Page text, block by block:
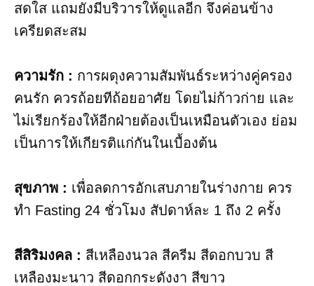
สดใส แถมยังมีบริวารให้ดูแลอีก จึงค่อนข้าง
เครียดสะสม
ความรัก : การผดุงความสัมพันธ์ระหว่างคู่ครอง
คนรัก ควรถ้อยทีถ้อยอาศัย โดยไม่ก้าวก่าย และ
ไม่เรียกร้องให้อีกฝ่ายต้องเป็นเหมือนตัวเอง ย่อม
เป็นการให้เกียรติแก่กันในเบื้องต้น
สุขภาพ : เพื่อลดการอักเสบภายในร่างกาย ควร
ทำ Fasting 24 ชั่วโมง สัปดาห์ละ 1 ถึง 2 ครั้ง
สีสิริมงคล : สีเหลืองนวล สีครีม สีดอกบวบ สี
เหลืองมะนาว สีดอกกระดังงา สีขาว